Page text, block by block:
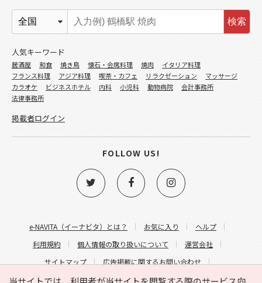
e-NAVITA（イーナビタ）とは？ お気に入り
ヘルプ
利用規約
個人情報の取り扱いについて
運営会社
サイトマップ
広告掲載に関するお問い合わせ
サイトの内容に関するお問い合わせ
検索
人気キーワード
居酒屋 和食 焼き鳥 懐石・会席料理 焼肉
イタリア料理
フランス料理
アジア料理 喫茶・カフェ リラクゼーション
マッサージ
カラオケ
ビジネスホテル 内科 小児科 動物病院
会計事務所
法律事務所
掲載者ログイン
FOLLOW US!